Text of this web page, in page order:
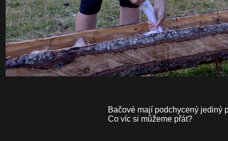
Bačové mají podchycený jediný
Co víc si můžeme přát?